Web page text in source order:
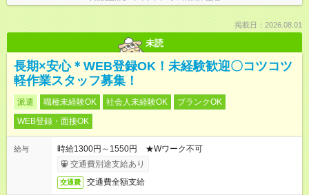
掲載日：2026.08.01
未読
長期×安心＊WEB登録OK！未経験歓迎〇コツコツ
軽作業スタッフ募集！
派遣 職種未経験OK 社会人未経験OK
ブランクOK
WEB登録・面接OK
給与
時給1300円～1550円 ★Wワーク不可
交通費別途支給あり
交通費 交通費全額支給